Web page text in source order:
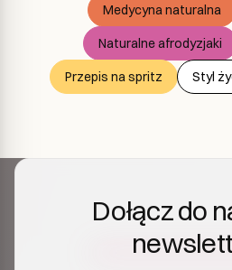
Medycyna naturalna
Naturalne afrodyzjaki
Przepis na spritz Styl
Dołącz do